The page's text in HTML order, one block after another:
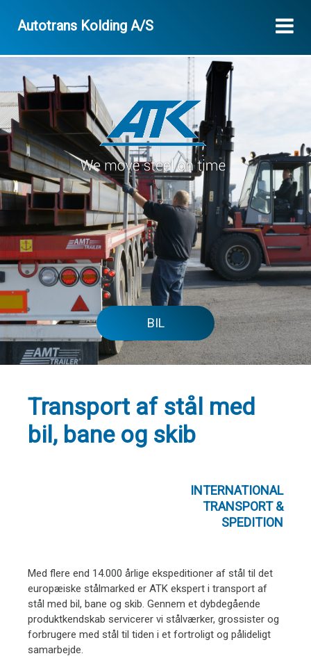
Autotrans Kolding A/S
BIL
Transport af stål med
bil, bane og skib
INTERNATIONAL
TRANSPORT &
SPEDITION
Med flere end 14.000 årlige ekspeditioner af stål til det
europæiske stålmarked er ATK ekspert i transport af
stål med bil, bane og skib. Gennem et dybdegående
produktkendskab servicerer vi stålværker, grossister og
forbrugere med stål til tiden i et fortroligt og pålideligt
samarbejde.